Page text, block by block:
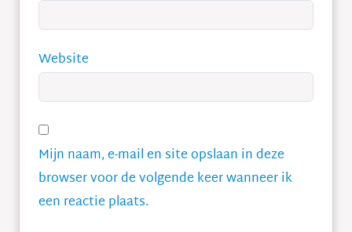
Website
Mijn naam, e-mail en site opslaan in deze
browser voor de volgende keer wanneer ik
een reactie plaats.